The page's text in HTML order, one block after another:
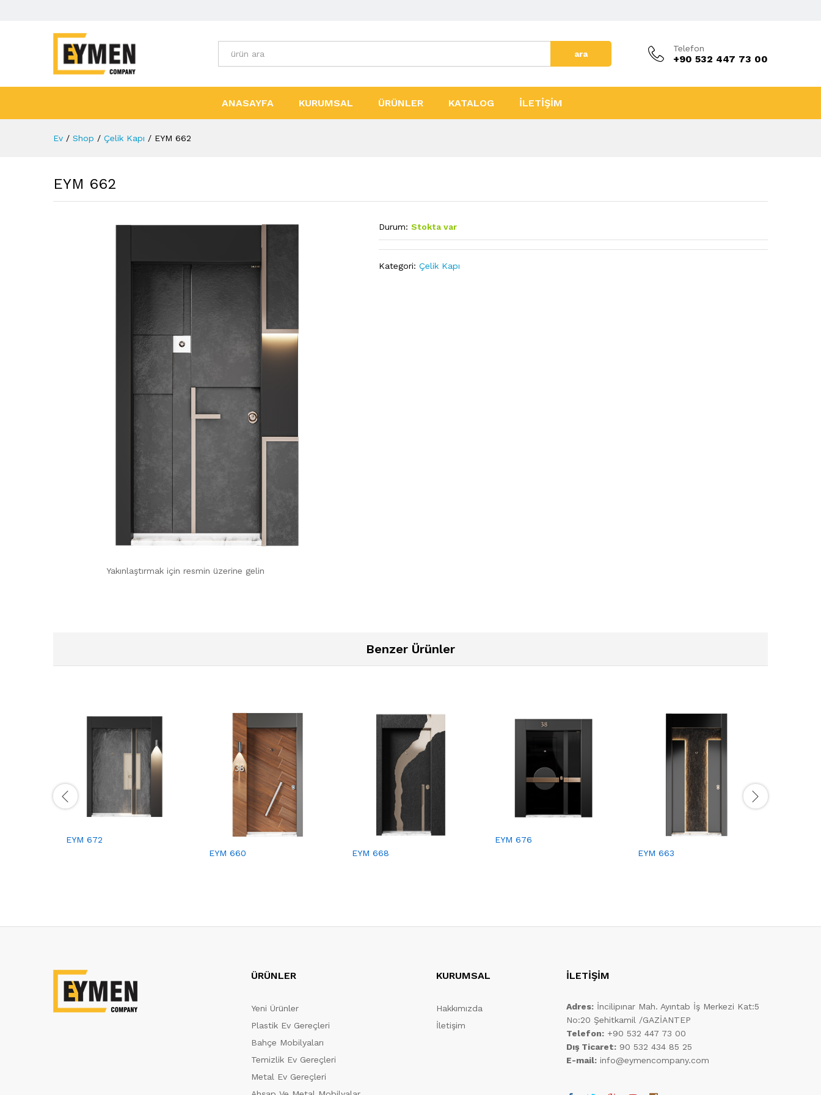
Tüm Kategoriler ara
Telefon
+90 532 447 73 00
ANASAYFA KURUMSAL ÜRÜNLER KATALOG İLETİŞİM
Ev / Shop / Çelik Kapı / EYM 662
EYM 662
Yakınlaştırmak için resmin üzerine gelin
Durum: Stokta var
Kategori:Çelik Kapı
Benzer Ürünler
EYM 672
EYM 660
EYM 668
EYM 676
EYM 663
ÜRÜNLER
Yeni Ürünler
Plastik Ev Gereçleri
Bahçe Mobilyaları
Temizlik Ev Gereçleri
Metal Ev Gereçleri
KURUMSAL
Hakkımızda
İletişim
İLETİŞİM
Adres: İncilipınar Mah. Ayıntab İş Merkezi Kat:5
No:20 Şehitkamil /GAZİANTEP
Telefon: +90 532 447 73 00
Dış Ticaret: 90 532 434 85 25
E-mail: info@eymencompany.com